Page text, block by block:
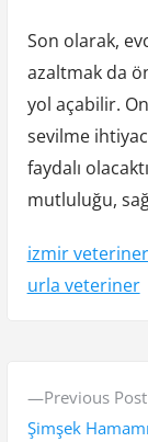
Son olarak,
azaltmak da
yol açabilir.
sevilme
faydalı
mutluluğu,
izmir veteriner
urla veteriner
Previous PostP
Şimşek